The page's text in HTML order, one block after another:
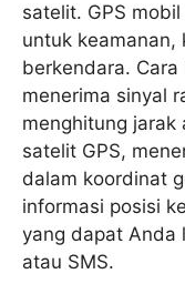
satelit. GPS
untuk keamanan,
berkendara.
menerima sinyal
menghitung jarak
satelit GPS,
dalam koordinat
informasi posisi
yang dapat Anda
atau SMS.